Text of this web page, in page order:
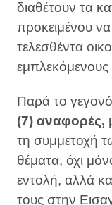
διαθέτουν τα
προκειμένου
τελεσθέντα
εμπλεκόμενους
Παρά το
(7) αναφορές,
τη συμμετοχή
θέματα, όχι
εντολή, αλλά
τους στην